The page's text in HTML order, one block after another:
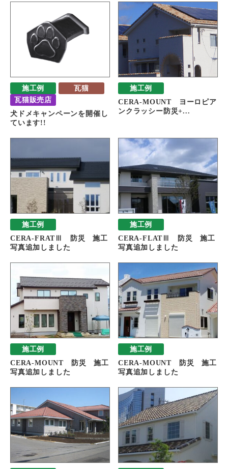
施工例
瓦猫
瓦猫販売店
犬ドメキャンペーンを開催し
ています!!
施工例
CERA-MOUNT ヨーロピア
ンクラッシー防災+...
施工例
CERA-FRATⅢ 防災 施工
写真追加しました
施工例
CERA-FLATⅢ 防災 施工
写真追加しました
施工例
CERA-MOUNT 防災 施工
写真追加しました
施工例
CERA-MOUNT 防災 施工
写真追加しました